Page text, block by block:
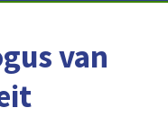
van